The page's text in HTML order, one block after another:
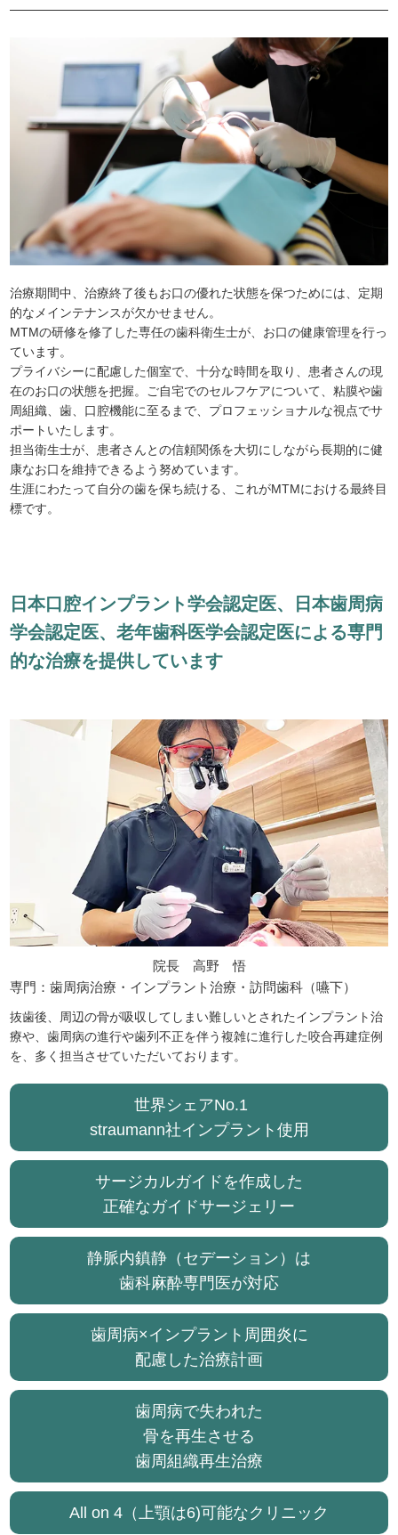
治療期間中、治療終了後もお口の優れた状態を保つためには、定期
的なメインテナンスが欠かせません。
MTMの研修を修了した専任の歯科衛生士が、お口の健康管理を行っ
ています。
プライバシーに配慮した個室で、十分な時間を取り、患者さんの現
在のお口の状態を把握。ご自宅でのセルフケアについて、粘膜や歯
周組織、歯、口腔機能に至るまで、プロフェッショナルな視点でサ
ポートいたします。
担当衛生士が、患者さんとの信頼関係を大切にしながら長期的に健
康なお口を維持できるよう努めています。
生涯にわたって自分の歯を保ち続ける、これがMTMにおける最終目
標です。
日本口 腔インプラン ト学会認定医、 日本歯周病
学会認定医、老年歯科医学会認定医によ る専門
的な治療を提供しています
世界シェアNo.1
straumann社インプラント使用
サージカルガイドを作成した
正確なガイドサージェリー
静脈内鎮静（セデーション）は
歯科麻酔専門医が対応
歯周病×インプラント周囲炎に
配慮した治療計画
歯周病で失われた
骨を再生させる
歯周組織再生治療
All on 4（上顎は6)可能なクリニック
院長 高野 悟
専門：歯周病治療・インプラント治療・訪問歯科（嚥下）
抜歯後、周辺の骨が吸収してしまい難しいとされたインプラント治
療や、歯周病の進行や歯列不正を伴う複雑に進行した咬合再建症例
を、多く担当させていただいております。